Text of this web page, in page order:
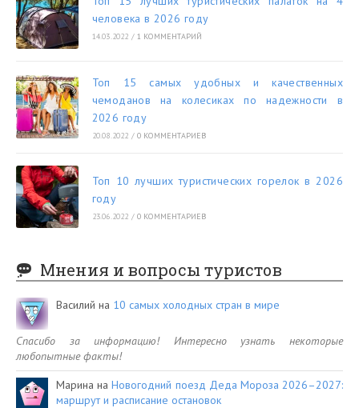
человека в 2026 году
14.03.2022 / 1 КОММЕНТАРИЙ
Топ 15 самых удобных и качественных
чемоданов на колесиках по надежности в
2026 году
20.08.2022 / 0 КОММЕНТАРИЕВ
Топ 10 лучших туристических горелок в 2026
году
23.06.2022 / 0 КОММЕНТАРИЕВ
Мнения и вопросы туристов
Василий на 10 самых холодных стран в мире
Спасибо за информацию! Интересно узнать некоторые
любопытные факты!
Марина наНовогодний поезд Деда Мороза 2026–2027:
маршрут и расписание остановок